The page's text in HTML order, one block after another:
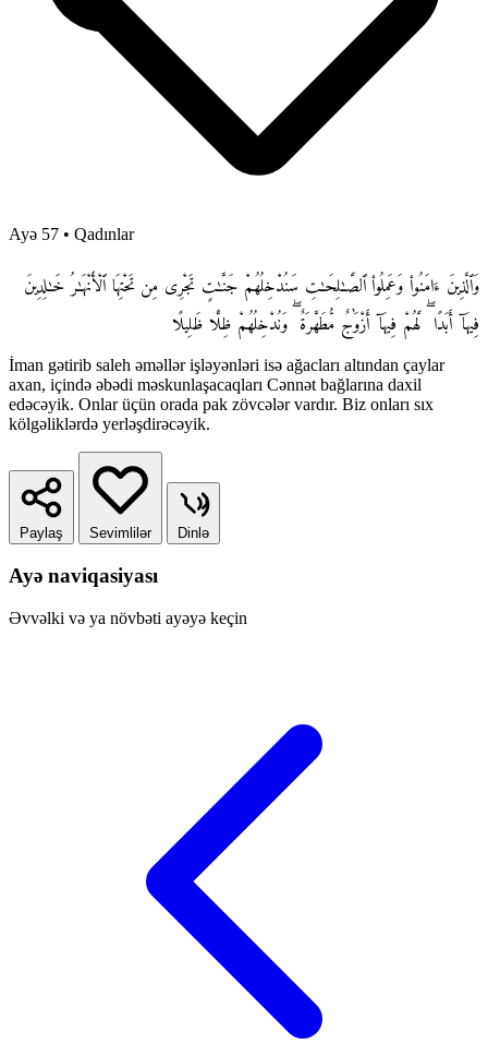
Ayə 57 • Qadınlar
وَٱلَّذِينَ ءَامَنُوا۟ وَعَمِلُوا۟ ٱلصَّـٰلِحَـٰتِ سَنُدْخِلُهُمْ جَنَّـٰتٍ تَجْرِى مِن تَحْتِهَا ٱلْأَنْهَـٰرُ خَـٰلِدِينَ
فِيهَآ أَبَدًا ۖ لَّهُمْ فِيهَآ أَزْوَٰجٌ مُّطَهَّرَةٌ ۖ وَنُدْخِلُهُمْ ظِلًّا ظَلِيلًا
İman gətirib saleh əməllər işləyənləri isə ağacları altından çaylar
axan, içində əbədi məskunlaşacaqları Cənnət bağlarına daxil
edəcəyik. Onlar üçün orada pak zövcələr vardır. Biz onları sıx
kölgəliklərdə yerləşdirəcəyik.
Paylaş Sevimlilər Dinlə
Ayə naviqasiyası
Əvvəlki və ya növbəti ayəyə keçin